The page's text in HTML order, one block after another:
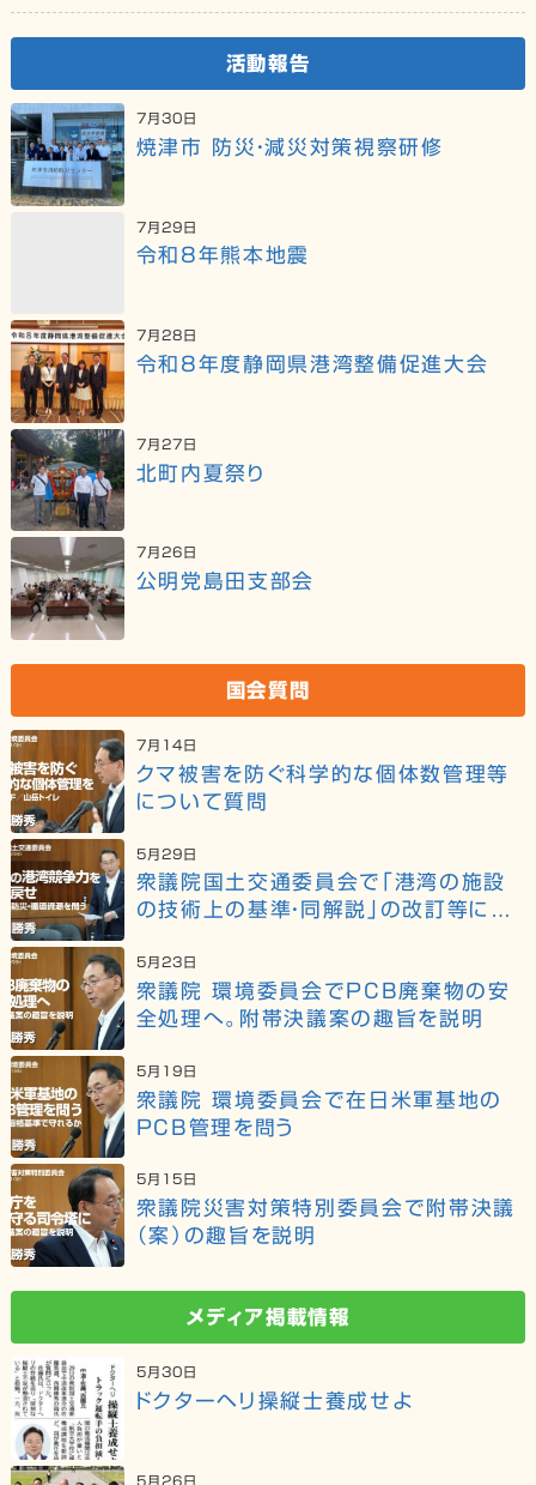
活動報告
7月30日
焼津市 防災・減災対策視察研修
7月29日
令和8年熊本地震
7月28日
令和8年度静岡県港湾整備促進大会
7月27日
北町内夏祭り
7月26日
公明党島田支部会
国会質問
7月14日
クマ被害を防ぐ科学的な個体数管理等
について質問
5月29日
衆議院国土交通委員会で「港湾の施設
の技術上の基準・同解説」の改訂等につ
5月23日
衆議院 環境委員会でPCB廃棄物の安
全処理へ。附帯決議案の趣旨を説明
5月19日
衆議院 環境委員会で在日米軍基地の
PCB管理を問う
5月15日
衆議院災害対策特別委員会で附帯決議
（案）の趣旨を説明
メディア掲載情報
5月30日
ドクターヘリ操縦士養成せよ
5月26日